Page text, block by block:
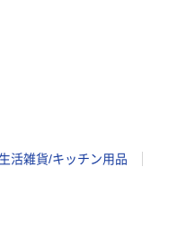
生活雑貨/キッチン用品